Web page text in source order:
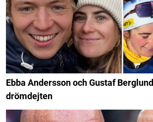
Ebba Andersson och Gustaf
drömdejten